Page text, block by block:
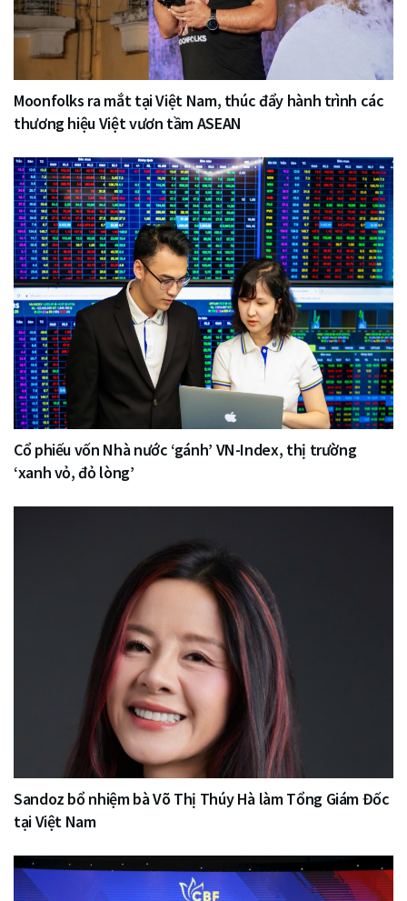
Moonfolks ra mắt tại Việt Nam, thúc đẩy hành trình các
thương hiệu Việt vươn tầm ASEAN
Cổ phiếu vốn Nhà nước ‘gánh’ VN-Index, thị trường
‘xanh vỏ, đỏ lòng’
Sandoz bổ nhiệm bà Võ Thị Thúy Hà làm Tổng Giám Đốc
tại Việt Nam